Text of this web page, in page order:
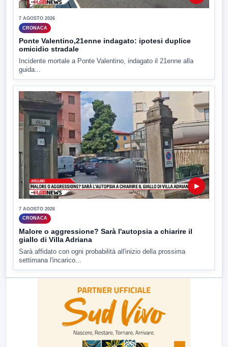
7 AGOSTO 2026
CRONACA
Ponte Valentino,21enne indagato: ipotesi duplice
omicidio stradale
Incidente mortale a Ponte Valentino, indagato il 21enne alla
guida...
▶
7 AGOSTO 2026
CRONACA
Malore o aggressione? Sarà l'autopsia a chiarire il
giallo di Villa Adriana
Sarà affidato con ogni probabilità all'inizio della prossima
settimana l'incarico...